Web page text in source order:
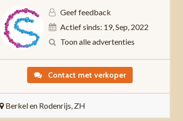
Geef feedback
Actief sinds: 19, Sep, 2022
Toon alle advertenties
Contact met verkoper
Berkel en Rodenrijs, ZH